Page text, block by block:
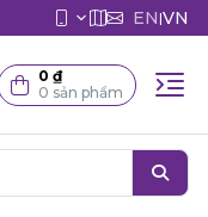
EN|VN
0 ₫
0 sản phẩm